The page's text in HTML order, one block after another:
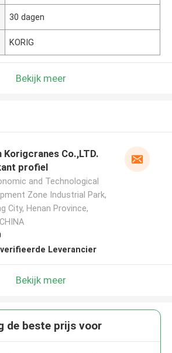
30 dagen
KORIG
Bekijk meer
Korigcranes Co.,LTD.
profiel
and Technological
Zone Industrial Park,
City, Henan Province,
Leverancier
Bekijk meer
de beste prijs voor